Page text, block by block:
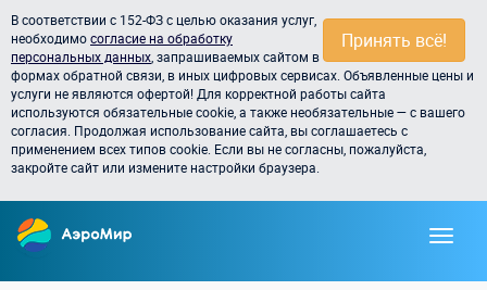
Принять всё!
В соответствии с 152-ФЗ с целью оказания услуг,
необходимосогласие на обработку
персональных данных , запрашиваемых сайтом в
формах обратной связи, в иных цифровых сервисах. Объявленные цены и
услуги не являются офертой! Для корректной работы сайта
используются обязательные cookie, а также необязательные — с вашего
согласия. Продолжая использование сайта, вы соглашаетесь с
применением всех типов cookie. Если вы не согласны, пожалуйста,
закройте сайт или измените настройки браузера.